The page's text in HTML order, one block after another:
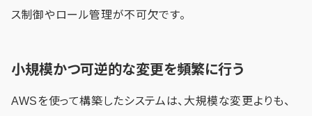
ス制御やロール管理が不可欠です。
小規模かつ可逆的な変更を頻繁に行う
AWSを使って構築したシステムは、大規模な変更よりも、